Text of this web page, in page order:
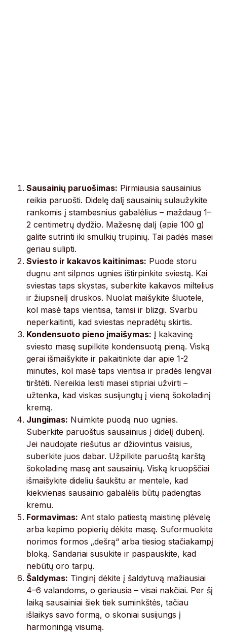
Sausainių paruošimas: Pirmiausia sausainius
reikia paruošti. Didelę dalį sausainių sulaužykite
rankomis į stambesnius gabalėlius – maždaug 1–
2 centimetrų dydžio. Mažesnę dalį (apie 100 g)
galite sutrinti iki smulkių trupinių. Tai padės masei
geriau sulipti.
Sviesto ir kakavos kaitinimas: Puode storu
dugnu ant silpnos ugnies ištirpinkite sviestą. Kai
sviestas taps skystas, suberkite kakavos miltelius
ir žiupsnelį druskos. Nuolat maišykite šluotele,
kol masė taps vientisa, tamsi ir blizgi. Svarbu
neperkaitinti, kad sviestas nepradėtų skirtis.
Kondensuoto pieno įmaišymas: Į kakavinę
sviesto masę supilkite kondensuotą pieną. Viską
gerai išmaišykite ir pakaitinkite dar apie 1-2
minutes, kol masė taps vientisa ir pradės lengvai
tirštėti. Nereikia leisti masei stipriai užvirti –
užtenka, kad viskas susijungtų į vieną šokoladinį
kremą.
Jungimas: Nuimkite puodą nuo ugnies.
Suberkite paruoštus sausainius į didelį dubenį.
Jei naudojate riešutus ar džiovintus vaisius,
suberkite juos dabar. Užpilkite paruoštą karštą
šokoladinę masę ant sausainių. Viską kruopščiai
išmaišykite dideliu šaukštu ar mentele, kad
kiekvienas sausainio gabalėlis būtų padengtas
kremu.
Formavimas: Ant stalo patiestą maistinę plėvelę
arba kepimo popierių dėkite masę. Suformuokite
norimos formos „dešrą“ arba tiesiog stačiakampį
bloką. Sandariai susukite ir paspauskite, kad
nebūtų oro tarpų.
Šaldymas: Tinginį dėkite į šaldytuvą mažiausiai
4–6 valandoms, o geriausia – visai nakčiai. Per šį
laiką sausainiai šiek tiek suminkštės, tačiau
išlaikys savo formą, o skoniai susijungs į
harmoningą visumą.